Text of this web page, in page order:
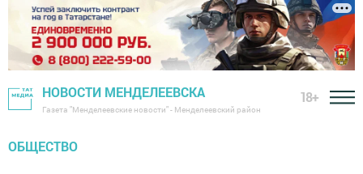
НОВОСТИ МЕНДЕЛЕЕВСКА
Газета "Менделеевские новости" - Менделеевский район
18+
ОБЩЕСТВО